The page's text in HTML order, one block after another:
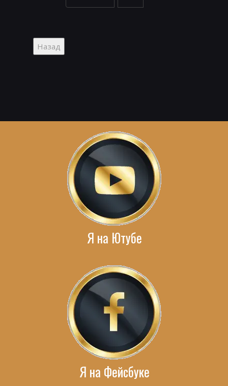
Я на Ютубе
Я на Фейсбуке